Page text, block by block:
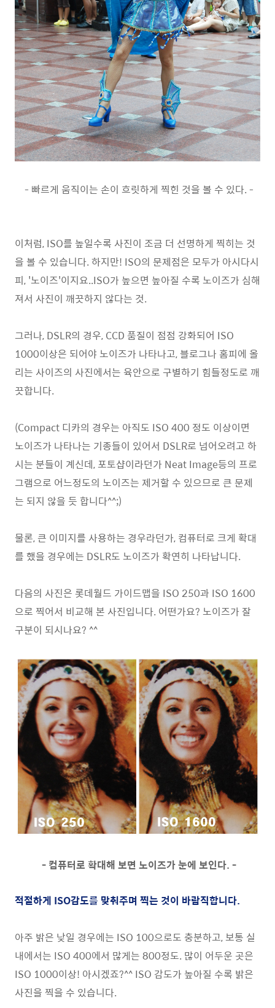
- 빠르게 움직이는 손이 흐릿하게 찍힌 것을 볼 수 있다. -
이처럼, ISO를 높일수록 사진이 조금 더 선명하게 찍히는 것
을 볼 수 있습니다. 하지만! ISO의 문제점은 모두가 아시다시
피, '노이즈'이지요..ISO가 높으면 높아질 수록 노이즈가 심해
져서 사진이 깨끗하지 않다는 것.
그러나, DSLR의 경우, CCD 품질이 점점 강화되어 ISO
1000이상은 되어야 노이즈가 나타나고, 블로그나 홈피에 올
리는 사이즈의 사진에서는 육안으로 구별하기 힘들정도로 깨
끗합니다.
(Compact 디카의 경우는 아직도 ISO 400 정도 이상이면
노이즈가 나타나는 기종들이 있어서 DSLR로 넘어오려고 하
시는 분들이 계신데, 포토샵이라던가 Neat Image등의 프로
그램으로 어느정도의 노이즈는 제거할 수 있으므로 큰 문제
는 되지 않을 듯 합니다^^;)
물론, 큰 이미지를 사용하는 경우라던가, 컴퓨터로 크게 확대
를 했을 경우에는 DSLR도 노이즈가 확연히 나타납니다.
다음의 사진은 롯데월드 가이드맵을 ISO 250과 ISO 1600
으로 찍어서 비교해 본 사진입니다. 어떤가요? 노이즈가 잘
구분이 되시나요? ^^
- 컴퓨터로 확대해 보면 노이즈가 눈에 보인다. -
적절하게 ISO감도를 맞춰주며 찍는 것이 바람직합니다.
아주 밝은 낮일 경우에는 ISO 100으로도 충분하고, 보통 실
내에서는 ISO 400에서 많게는 800정도. 많이 어두운 곳은
ISO 1000이상! 아시겠죠?^^ ISO 감도가 높아질 수록 밝은
사진을 찍을 수 있습니다.